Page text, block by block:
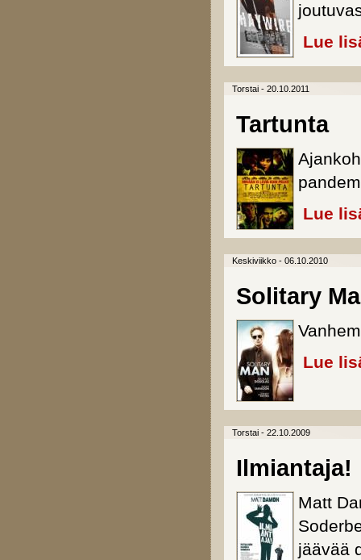
Lue
Torstai - 20.10.2011
Tartunta
Lue
Keskiviikko - 06.10.2010
Solitary
Lue
Torstai - 22.10.2009
Ilmiantaja!
Matt
jäävää